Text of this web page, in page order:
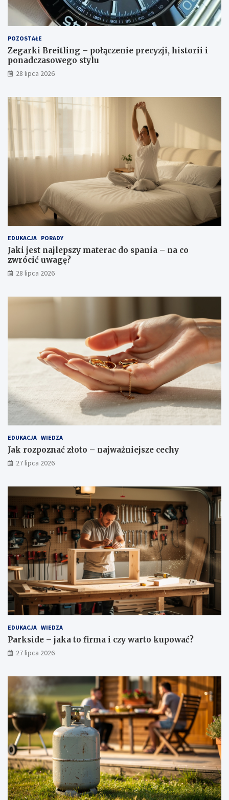
POZOSTAŁE
Zegarki Breitling – połączenie precyzji, historii i
ponadczasowego stylu
28 lipca 2026
EDUKACJA PORADY
Jaki jest najlepszy materac do spania – na co
zwrócić uwagę?
28 lipca 2026
EDUKACJA WIEDZA
Jak rozpoznać złoto – najważniejsze cechy
27 lipca 2026
EDUKACJA WIEDZA
Parkside – jaka to firma i czy warto kupować?
27 lipca 2026